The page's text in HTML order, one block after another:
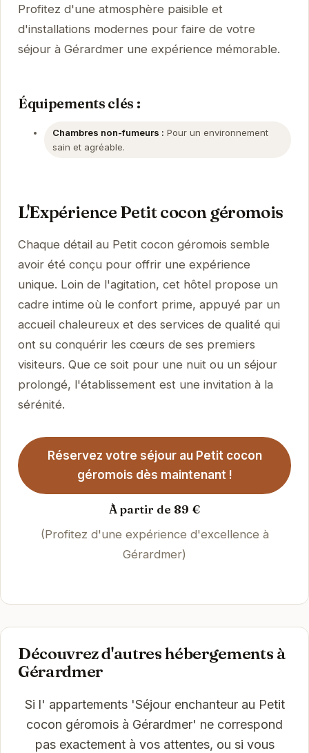
Profitez d'une atmosphère paisible et
d'installations modernes pour faire de votre
séjour à Gérardmer une expérience mémorable.
Équipements clés :
Chambres non-fumeurs : Pour un environnement
sain et agréable.
L'Expérience Petit cocon géromois
Chaque détail au Petit cocon géromois semble
avoir été conçu pour offrir une expérience
unique. Loin de l'agitation, cet hôtel propose un
cadre intime où le confort prime, appuyé par un
accueil chaleureux et des services de qualité qui
ont su conquérir les cœurs de ses premiers
visiteurs. Que ce soit pour une nuit ou un séjour
prolongé, l'établissement est une invitation à la
sérénité.
Réservez votre séjour au Petit cocon
géromois dès maintenant !
À partir de 89 €
(Profitez d'une expérience d'excellence à
Gérardmer)
Découvrez d'autres hébergements à
Gérardmer
Si l' appartements 'Séjour enchanteur au Petit
cocon géromois à Gérardmer' ne correspond
pas exactement à vos attentes, ou si vous